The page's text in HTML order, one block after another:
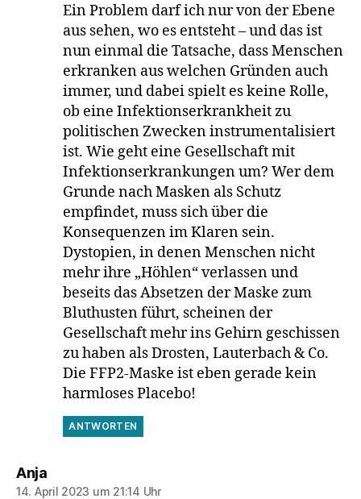
Ein Problem darf ich nur von der Ebene
aus sehen, wo es entsteht – und das ist
nun einmal die Tatsache, dass Menschen
erkranken aus welchen Gründen auch
immer, und dabei spielt es keine Rolle,
ob eine Infektionserkrankheit zu
politischen Zwecken instrumentalisiert
ist. Wie geht eine Gesellschaft mit
Infektionserkrankungen um? Wer dem
Grunde nach Masken als Schutz
empfindet, muss sich über die
Konsequenzen im Klaren sein.
Dystopien, in denen Menschen nicht
mehr ihre „Höhlen“ verlassen und
beseits das Absetzen der Maske zum
Bluthusten führt, scheinen der
Gesellschaft mehr ins Gehirn geschissen
zu haben als Drosten, Lauterbach & Co.
Die FFP2-Maske ist eben gerade kein
harmloses Placebo!
ANTWORTEN
Anjasagt:
14. April 2023 um 21:14 Uhr